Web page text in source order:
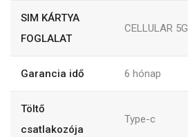
SIM KÁRTYA
FOGLALAT
CELLULAR 5G
Garancia idő 6 hónap
Töltő
csatlakozója
Type-c